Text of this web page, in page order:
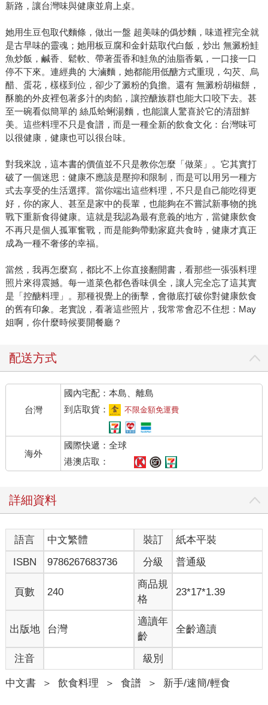
新路，讓台灣味與健康並肩上桌。
她用生豆包取代麵條，做出一盤 超美味的僞炒麵，味道裡完全就
是古早味的靈魂；她用板豆腐和金針菇取代白飯，炒出 無澱粉鮭
魚炒飯，鹹香、鬆軟、帶著蛋香和鮭魚的油脂香氣，一口接一口
停不下來。連經典的 大滷麵，她都能用低醣方式重現，勾芡、烏
醋、蛋花，樣樣到位，卻少了澱粉的負擔。還有 無澱粉胡椒餅，
酥脆的外皮裡包著多汁的肉餡，讓控醣族群也能大口咬下去。甚
至一碗看似簡單的 絲瓜蛤蜊湯麵，也能讓人驚喜於它的清甜鮮
美。這些料理不只是食譜，而是一種全新的飲食文化：台灣味可
以很健康，健康也可以很台味。
對我來說，這本書的價值並不只是教你怎麼「做菜」。它其實打
破了一個迷思：健康不應該是壓抑和限制，而是可以用另一種方
式去享受的生活選擇。當你端出這些料理，不只是自己能吃得更
好，你的家人、甚至是家中的長輩，也能夠在不嘗試新事物的挑
戰下重新食得健康。這就是我認為最有意義的地方，當健康飲食
不再只是個人孤軍奮戰，而是能夠帶動家庭共食時，健康才真正
成為一種不奢侈的幸福。
當然，我再怎麼寫，都比不上你直接翻開書，看那些一張張料理
照片來得震撼。每一道菜色都色香味俱全，讓人完全忘了這其實
是「控醣料理」。那種視覺上的衝擊，會徹底打破你對健康飲食
的舊有印象。老實說，看著這些照片，我常常會忍不住想：May
姐啊，你什麼時候要開餐廳？
配送方式
台灣
國內宅配：本島、離島
到店取貨：
不限金額免運費
海外
國際快遞：全球
港澳店取：
詳細資料
語言 中文繁體 裝訂
紙本平裝
ISBN
9786267683736 分級 普通級
頁數 240
商品規
格
23*17*1.39
出版地 台灣
適讀年
齡
全齡適讀
注音 級別
中文書 ＞ 飲食料理 ＞ 食譜 ＞ 新手/速簡/輕食